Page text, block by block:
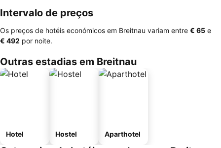
Intervalo de preços
Os preços de hotéis económicos em Breitnau variam entre ‎€ 65 e
‎€ 492 por noite.
Outras estadias em Breitnau
Hotel Hostel Aparthotel